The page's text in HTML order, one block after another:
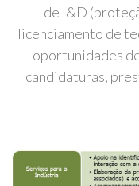
de I&D
licenciamento de
oportunidades
candidaturas,